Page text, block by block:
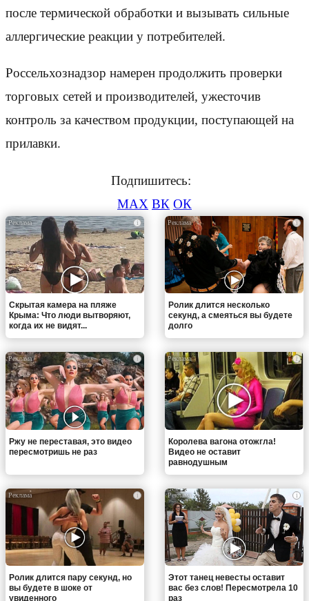
после термической обработки и вызывать сильные
аллергические реакции у потребителей.
Россельхознадзор намерен продолжить проверки
торговых сетей и производителей, ужесточив
контроль за качеством продукции, поступающей на
прилавки.
Подпишитесь:
MAX ВК ОК
i
Скрытая камера на пляже
Крыма: Что люди вытворяют,
когда их не видят...
i
Ролик длится несколько
секунд, а смеяться вы будете
долго
i
Ржу не переставая, это видео
пересмотришь не раз
i
Королева вагона отожгла!
Видео не оставит
равнодушным
i
Ролик длится пару секунд, но
вы будете в шоке от
увиденного
i
Этот танец невесты оставит
вас без слов! Пересмотрела 10
раз